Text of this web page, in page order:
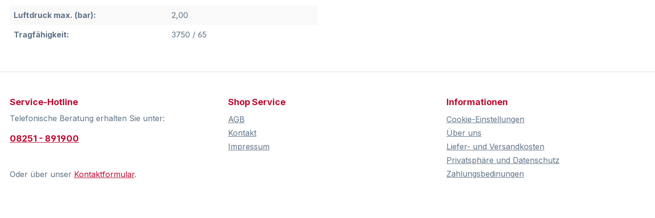
Luftdruck max. (bar):
2,00
Tragfähigkeit:
3750 / 65
Service-Hotline
Telefonische Beratung erhalten Sie unter:
08251 - 891900
Oder über unser Kontaktformular.
Shop Service
AGB
Kontakt
Impressum
Informationen
Cookie-Einstellungen
Über uns
Liefer- und Versandkosten
Privatsphäre und Datenschutz
Zahlungsbedinungen